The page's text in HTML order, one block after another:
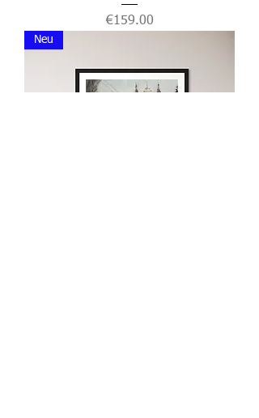
Price
€159.00
Neu